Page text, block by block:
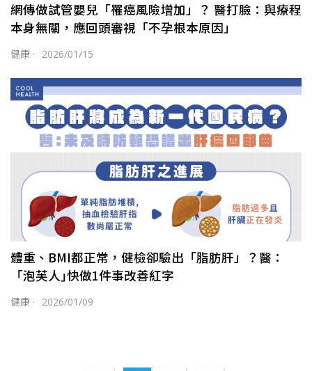
網傳做試管嬰兒「罹癌風險增加」？ 醫打臉：與療程
本身無關，應回頭審視「不孕根本原因」
健康 · 2026/01/15
體重、BMI都正常，健檢卻驗出「脂肪肝」？醫：
「泡芙人｣快做1件事改善紅字
健康 · 2026/01/09